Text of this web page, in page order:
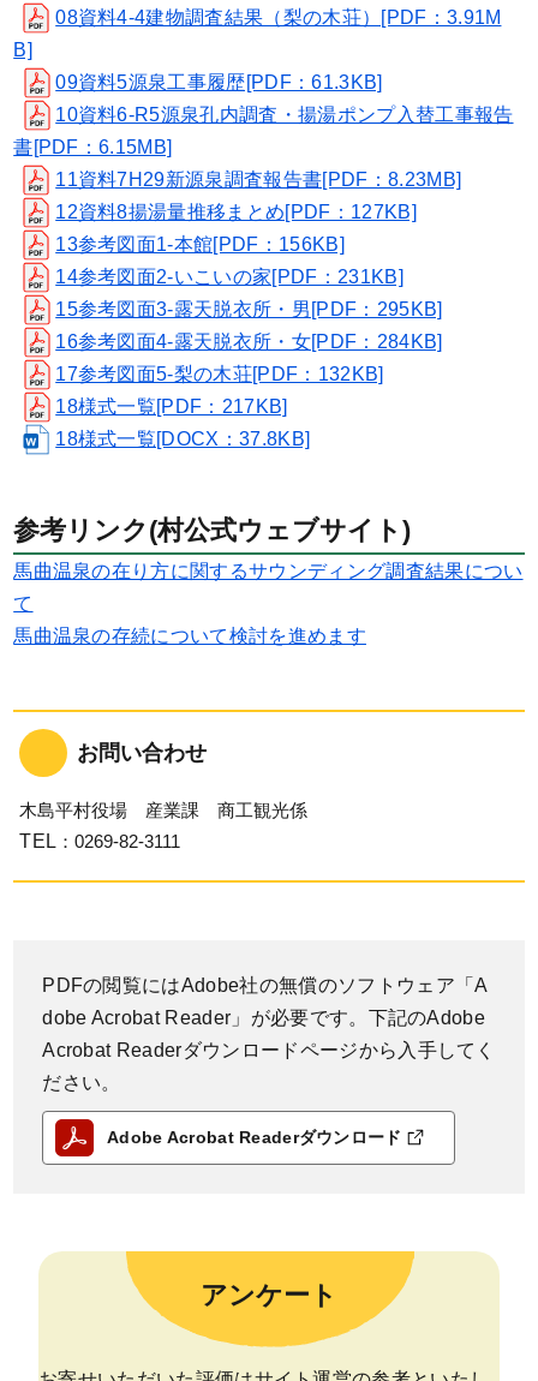
08資料4-4建物調査結果（梨の木荘）[PDF：3.91M
B]
09資料5源泉工事履歴[PDF：61.3KB]
10資料6-R5源泉孔内調査・揚湯ポンプ入替工事報告
書[PDF：6.15MB]
11資料7H29新源泉調査報告書[PDF：8.23MB]
12資料8揚湯量推移まとめ[PDF：127KB]
13参考図面1-本館[PDF：156KB]
14参考図面2-いこいの家[PDF：231KB]
15参考図面3-露天脱衣所・男[PDF：295KB]
16参考図面4-露天脱衣所・女[PDF：284KB]
17参考図面5-梨の木荘[PDF：132KB]
18様式一覧[PDF：217KB]
18様式一覧[DOCX：37.8KB]
参考リンク(村公式ウェブサイト)
馬曲温泉の在り方に関するサウンディング調査結果につい
て
馬曲温泉の存続について検討を進めます
お問い合わせ
木島平村役場 産業課 商工観光係
TEL ：0269-82-3111
PDFの閲覧にはAdobe社の無償のソフトウェア「A
dobe Acrobat Reader」が必要です。下記のAdobe
Acrobat Readerダウンロードページから入手してく
ださい。
Adobe Acrobat Readerダウンロード
アンケート